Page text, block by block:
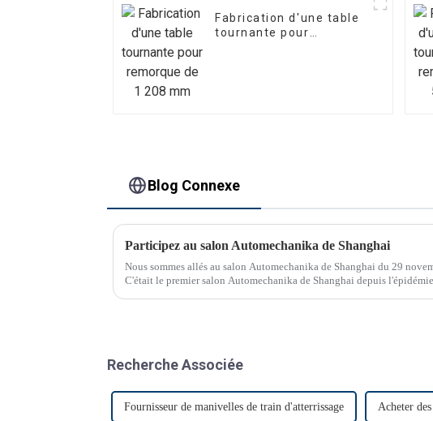
Fabrication d'une table
tournante pour
Blog Connexe
Participez au salon Automechanika de Shanghai
Nous sommes allés au salon Automechanika de Shanghai du 29
C'était le premier salon Automechanika de Shanghai depuis
Recherche Associée
Fournisseur de manivelles de train d'atterrissage Acheter